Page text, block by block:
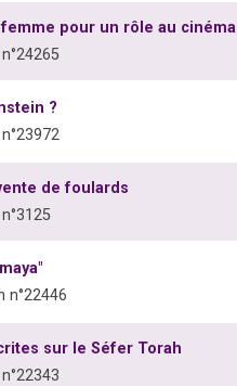
pour un rôle au cinéma
?
de foulards
n°22446
sur le Séfer Torah